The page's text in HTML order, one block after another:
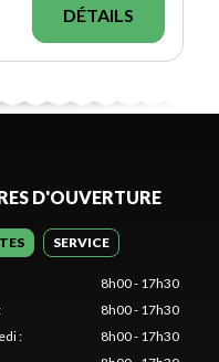
DÉTAILS
D'OUVERTURE
SERVICE
8h00 - 17h30
8h00 - 17h30
:
8h00 - 17h30